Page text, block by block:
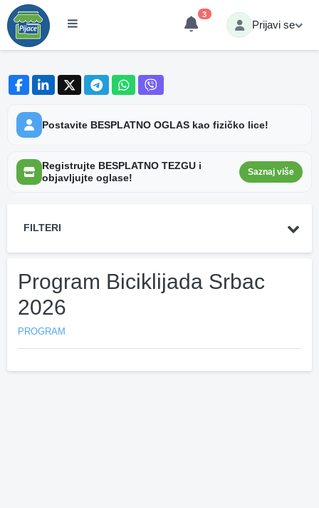
3
Prijavi se
Postavite BESPLATNO OGLAS kao fizičko lice!
Registrujte BESPLATNO TEZGU i
objavljujte oglase!
Saznaj više
FILTERI
Program Biciklijada Srbac
2026
PROGRAM